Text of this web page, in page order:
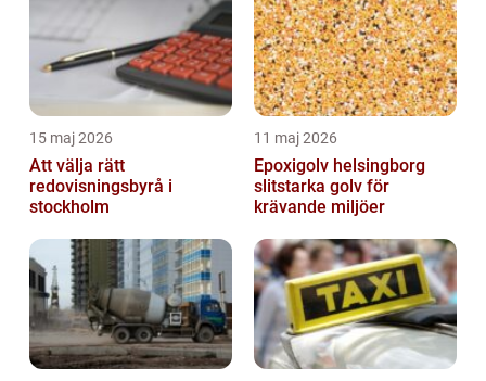
15 maj 2026
Att välja rätt
redovisningsbyrå i
stockholm
11 maj 2026
Epoxigolv helsingborg
slitstarka golv för
krävande miljöer